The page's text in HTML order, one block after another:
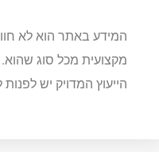
המידע באתר הוא לא
מקצועית מכל סוג שהוא.
הייעוץ המדויק יש